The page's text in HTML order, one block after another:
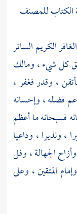
الكتاب للمصنف
الكريم الساتر
كل شيء ، ومالك
، وقدر فغفر ،
فضله ، وإحسانه
فسبحانه ما أعظم
، ونذيرا ، وداعيا
الجهالة ، وفل
المتقين ، وعلى